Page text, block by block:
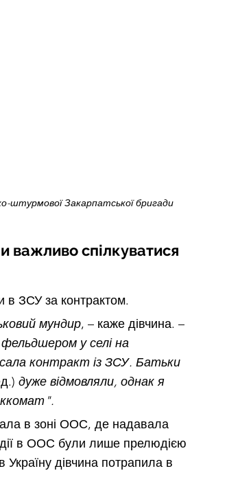
штурмової Закарпатської бригади
важливо спілкуватися
в ЗСУ за контрактом.
мундир, – каже дівчина. –
у селі на
контракт із ЗСУ. Батьки
дуже відмовляли, однак я
в зоні ООС, де надавала
дії в ООС були лише прелюдією
дівчина потрапила в